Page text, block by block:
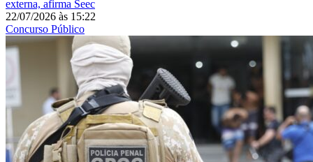
externa, afirma Seec
22/07/2026 às 15:22
Concurso Público